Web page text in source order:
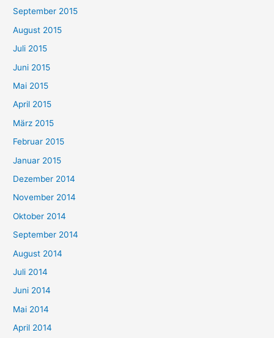
September 2015
August 2015
Juli 2015
Juni 2015
Mai 2015
April 2015
März 2015
Februar 2015
Januar 2015
Dezember 2014
November 2014
Oktober 2014
September 2014
August 2014
Juli 2014
Juni 2014
Mai 2014
April 2014